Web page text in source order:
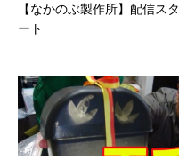
【なかのぶ製作所】配信スタ
ート